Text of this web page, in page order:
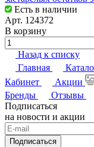
Есть в наличии
Арт. 124372
В корзину
Назад к списку
Главная
Кабинет
Акции
Бренды
Отзывы
Подписаться
на новости и акции
Подписаться